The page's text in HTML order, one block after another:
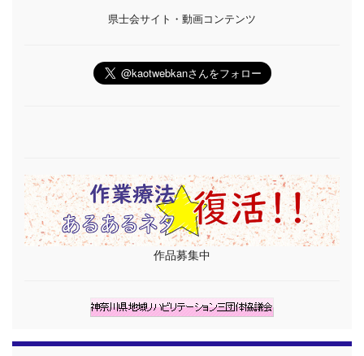
県士会サイト・動画コンテンツ
作品募集中